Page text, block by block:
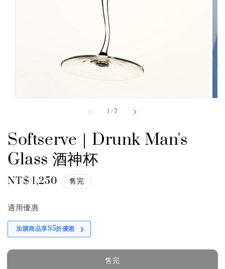
1 /7
Softserve｜Drunk Man's
Glass 酒神杯
Regular
NT$ 1,250 售完
適用優惠
加購商品享95折優惠
售完